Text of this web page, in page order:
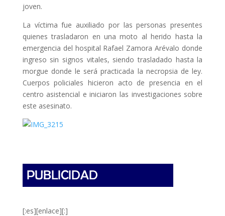
joven.
La víctima fue auxiliado por las personas presentes
quienes trasladaron en una moto al herido hasta la
emergencia del hospital Rafael Zamora Arévalo donde
ingreso sin signos vitales, siendo trasladado hasta la
morgue donde le será practicada la necropsia de ley.
Cuerpos policiales hicieron acto de presencia en el
centro asistencial e iniciaron las investigaciones sobre
este asesinato.
[:es][enlace][:]